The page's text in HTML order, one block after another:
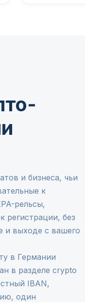
и бизнеса, чьи
к
рельсы,
без
и выходе с вашего
в Германии
в разделе crypto
IBAN,
один